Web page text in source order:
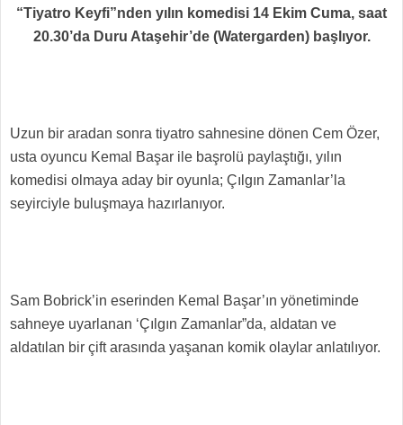
“Tiyatro Keyfi”nden yılın komedisi 14 Ekim Cuma, saat
20.30’da Duru Ataşehir’de (Watergarden) başlıyor.
Uzun bir aradan sonra tiyatro sahnesine dönen Cem Özer,
usta oyuncu Kemal Başar ile başrolü paylaştığı, yılın
komedisi olmaya aday bir oyunla; Çılgın Zamanlar’la
seyirciyle buluşmaya hazırlanıyor.
Sam Bobrick’in eserinden Kemal Başar’ın yönetiminde
sahneye uyarlanan ‘Çılgın Zamanlar”da, aldatan ve
aldatılan bir çift arasında yaşanan komik olaylar anlatılıyor.